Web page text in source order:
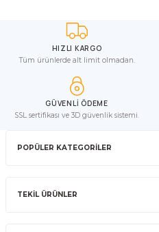
HIZLI KARGO
Tüm ürünlerde alt limit olmadan.
GÜVENLİ ÖDEME
SSL sertifikası ve 3D güvenlik sistemi.
POPÜLER KATEGORİLER
TEKİL ÜRÜNLER